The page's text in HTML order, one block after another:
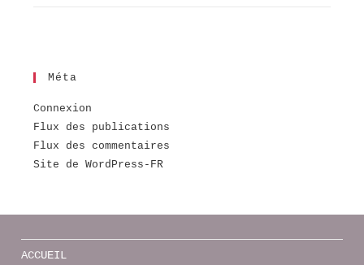
Méta
Connexion
Flux des publications
Flux des commentaires
Site de WordPress-FR
ACCUEIL